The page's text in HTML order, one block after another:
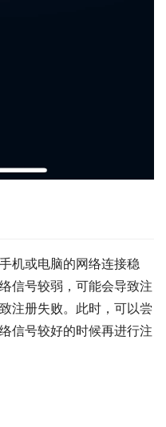
机或电脑的网络连接稳
信号较弱，可能会导致注
注册失败。此时，可以尝
信号较好的时候再进行注